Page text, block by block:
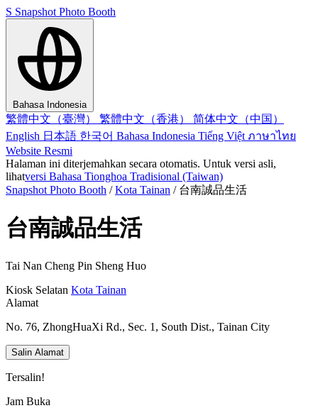
S Snapshot Photo Booth
Bahasa Indonesia
繁體中文（臺灣） 繁體中文（香港） 简体中文（中国）
English 日本語 한국어 Bahasa Indonesia Tiếng Việt ภาษาไทย
Website Resmi
Halaman ini diterjemahkan secara otomatis. Untuk versi asli,
lihatversi Bahasa Tionghoa Tradisional (Taiwan)
Snapshot Photo Booth / Kota Tainan / 台南誠品生活
台南誠品生活
Tai Nan Cheng Pin Sheng Huo
Kiosk Selatan Kota Tainan
Alamat
No. 76, ZhongHuaXi Rd., Sec. 1, South Dist., Tainan City
Salin Alamat
Tersalin!
Jam Buka